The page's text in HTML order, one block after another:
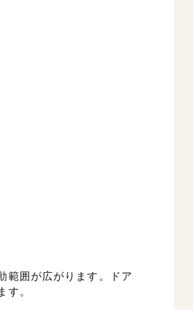
範囲が広がります。ドア
す。